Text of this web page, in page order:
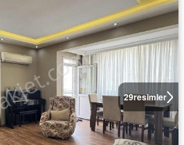
29resimler